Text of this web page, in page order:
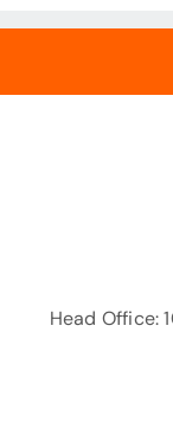
Head Office: